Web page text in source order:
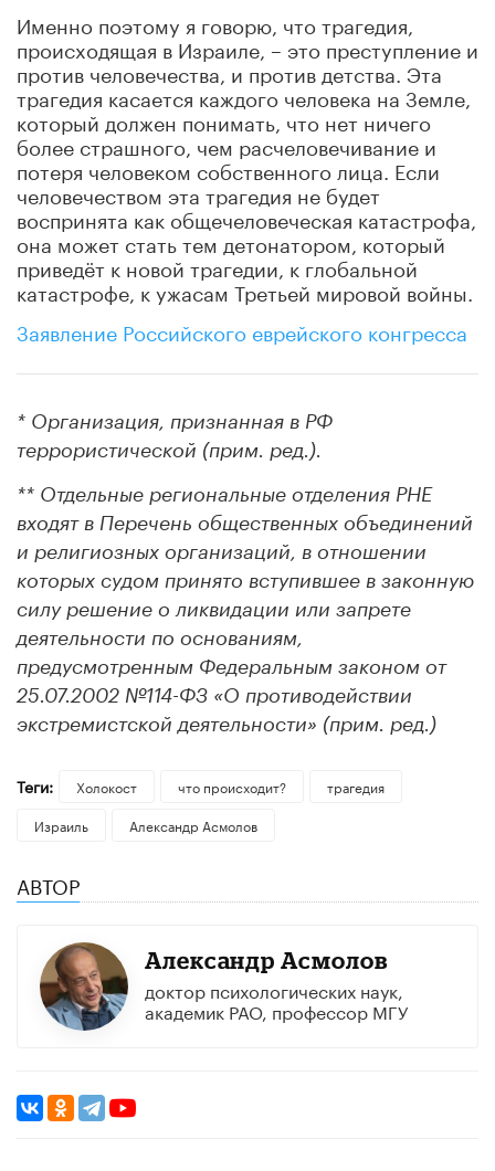
Именно поэтому я говорю, что трагедия,
происходящая в Израиле, – это преступление и
против человечества, и против детства. Эта
трагедия касается каждого человека на Земле,
который должен понимать, что нет ничего
более страшного, чем расчеловечивание и
потеря человеком собственного лица. Если
человечеством эта трагедия не будет
воспринята как общечеловеческая катастрофа,
она может стать тем детонатором, который
приведёт к новой трагедии, к глобальной
катастрофе, к ужасам Третьей мировой войны.
Заявление Российского еврейского конгресса
* Организация, признанная в РФ
террористической (прим. ред.).
** Отдельные региональные отделения РНЕ
входят в Перечень общественных объединений
и религиозных организаций, в отношении
которых судом принято вступившее в законную
силу решение о ликвидации или запрете
деятельности по основаниям,
предусмотренным Федеральным законом от
25.07.2002 №114-ФЗ «О противодействии
экстремистской деятельности» (прим. ред.)
Теги: Холокост что происходит?
трагедия
Израиль
Александр Асмолов
АВТОР
Александр Асмолов
доктор психологических наук,
академик РАО, профессор МГУ